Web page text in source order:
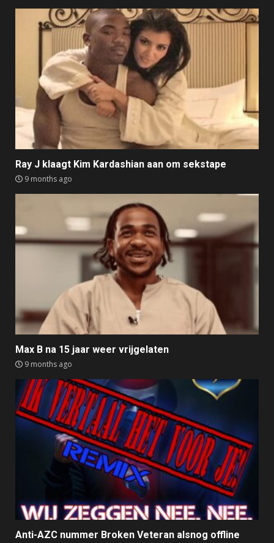
Ray J klaagt Kim Kardashian aan om sekstape
9 months ago
Max B na 15 jaar weer vrijgelaten
9 months ago
Anti-AZC nummer Broken Veteran alsnog offline